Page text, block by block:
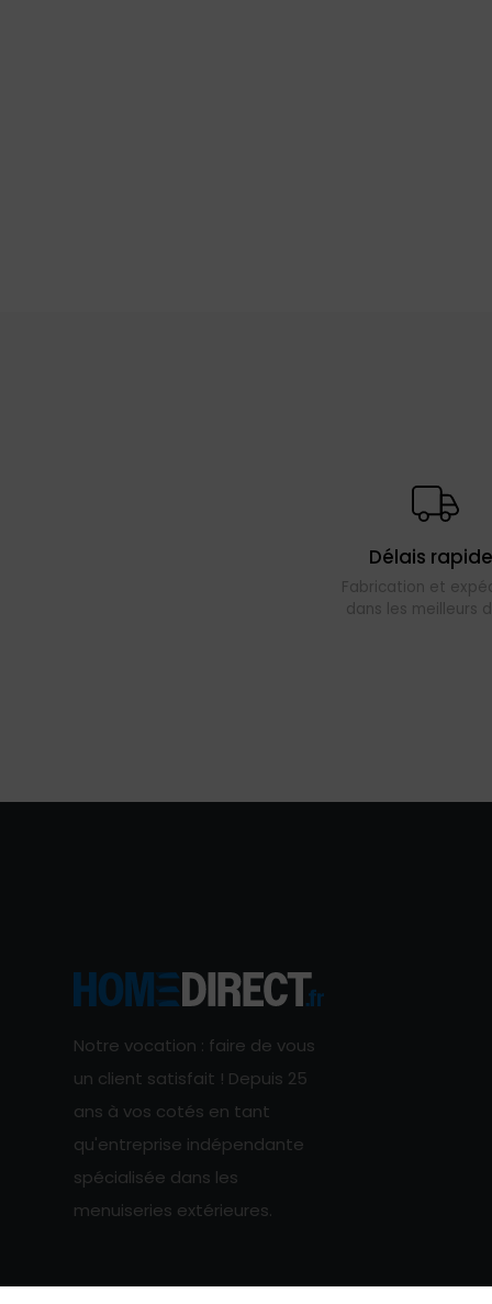
Délais
Fabrication et
dans les meilleurs
Notre vocation : faire de vous
un client satisfait ! Depuis 25
ans à vos cotés en tant
qu'entreprise indépendante
spécialisée dans les
menuiseries extérieures.